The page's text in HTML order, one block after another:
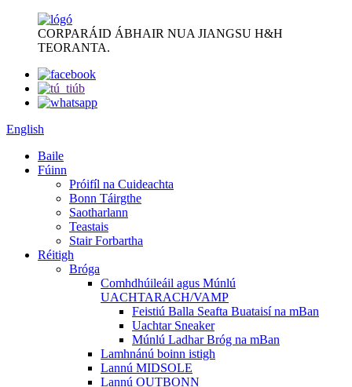
CORPARÁID ÁBHAIR NUA JIANGSU H&H
TEORANTA.
English
Baile
Fúinn
Próifíl na Cuideachta
Bonn Táirgthe
Saotharlann
Teastais
Stair Forbartha
Réitigh
Bróga
Comhdhúileáil agus Múnlú
UACHTARACH/VAMP
Feistiú Balla Seafta Buataisí na mBan
Uachtar Sneaker
Múnlú Ladhar Bróg na mBan
Lamhnánú boinn istigh
Lannú MIDSOLE
Lannú OUTBONN